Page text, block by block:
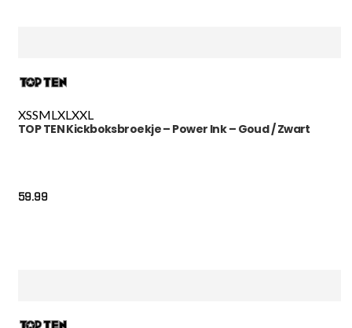
XSSMLXLXXL
TOP TEN Kickboksbroekje – Power Ink – Goud / Zwart
59.99